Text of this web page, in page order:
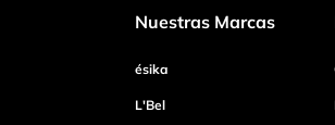
Tu nombre
Nuestras Marcas
ésika
L'Bel